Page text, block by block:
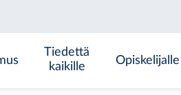
Tiedettä
kaikille
Opiskelijalle